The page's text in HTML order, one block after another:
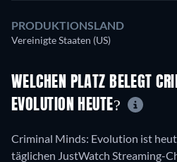
PRODUKTIONSLAND
Vereinigte Staaten (US)
WELCHEN PLATZ BELEGT
EVOLUTION HEUTE?
Criminal Minds: Evolution ist
täglichen JustWatch Streaming-